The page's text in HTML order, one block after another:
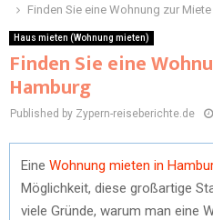
Finden Sie eine Wohnung zur
Haus mieten (Wohnung mieten)
Finden Sie eine
Hamburg
Published by Zypern-reiseberichte.de
Eine Wohnung mieten in
Möglichkeit, diese großartige
viele Gründe, warum man eine